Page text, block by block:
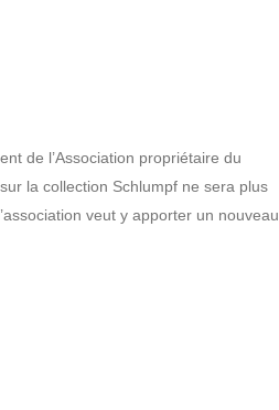
de l’Association propriétaire du
la collection Schlumpf ne sera plus
veut y apporter un nouveau